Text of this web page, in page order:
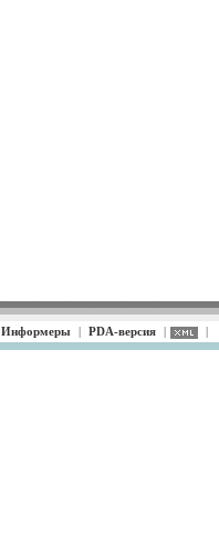
Информеры | PDA-версия | |